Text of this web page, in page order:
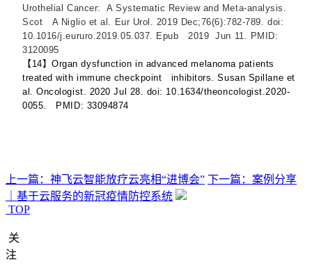
Urothelial Cancer: A Systematic Review and Meta-analysis.
Scot A Niglio et al. Eur Urol. 2019 Dec;76(6):782-789. doi:
10.1016/j.eururo.2019.05.037. Epub 2019 Jun 11. PMID:
3120095
【14】Organ dysfunction in advanced melanoma patients
treated with immune checkpoint inhibitors. Susan Spillane et
al. Oncologist. 2020 Jul 28. doi: 10.1634/theoncologist.2020-
0055. PMID: 33094874
上一篇：神飞云智能放疗云亮相“进博会” 下一篇：案例分享
｜基于云服务的新冠疫情防控系统
TOP
关
注